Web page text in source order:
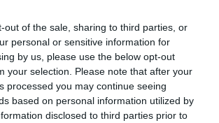
out of the sale, sharing to third parties, or
personal or sensitive information for
by us, please use the below opt-out
your selection. Please note that after your
processed you may continue seeing
based on personal information utilized by
disclosed to third parties prior to
l'article :
publie de nouvelles vidéos